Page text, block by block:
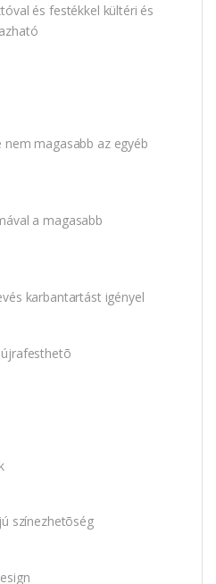
és festékkel kültéri és
magasabb az egyéb
a magasabb
karbantartást igényel